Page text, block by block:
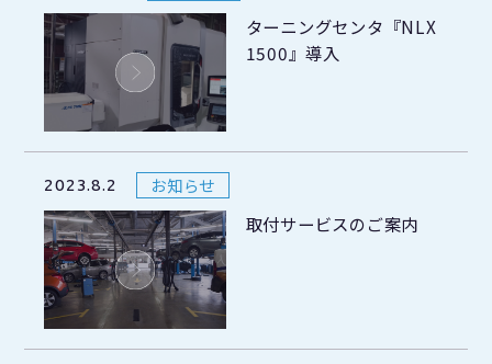
ターニングセンタ『NLX
1500』導入
2023.8.2 お知らせ
取付サービスのご案内